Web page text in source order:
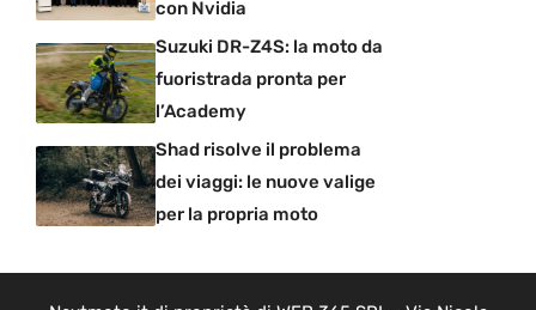
con Nvidia
Suzuki DR-Z4S: la moto da
fuoristrada pronta per
l’Academy
Shad risolve il problema
dei viaggi: le nuove valige
per la propria moto